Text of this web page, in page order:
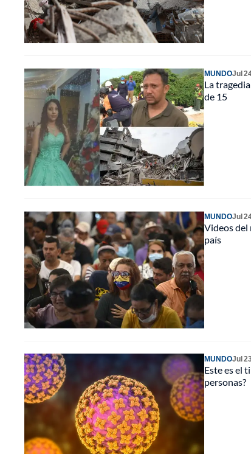
MUNDOJul
La
de 15
MUNDOJul
Videos del
país
MUNDOJul
Este es el
personas?